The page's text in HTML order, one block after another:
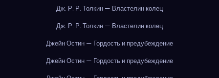
Дж. Р. Р. Толкин — Властелин колец
Дж. Р. Р. Толкин — Властелин колец
Джейн Остин — Гордость и предубеждение
Джейн Остин — Гордость и предубеждение